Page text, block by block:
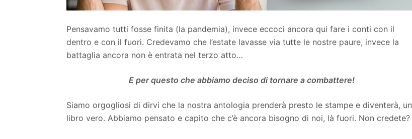
Pensavamo tutti fosse finita (la pandemia), invece eccoci ancora qui fare i conti con il
dentro e con il fuori. Credevamo che l’estate lavasse via tutte le nostre paure, invece la
battaglia ancora non è entrata nel terzo atto…
E per questo che abbiamo deciso di tornare a combattere!
Siamo orgogliosi di dirvi che la nostra antologia prenderà presto le stampe e diventerà, un
libro vero. Abbiamo pensato e capito che c’è ancora bisogno di noi, là fuori. Non credete?